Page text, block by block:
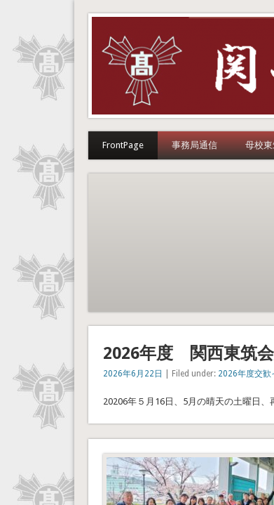
関西東筑会
こちらは、福岡県立東筑高等学校の同窓会サ
FrontPage 事務局通信 母校
2026年度 関西東筑会
2026年6月22日 | Filed under: 2026年度交歓
20206年５月16日、5月の晴天の土曜日